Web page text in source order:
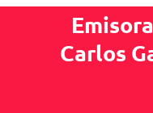
Carlos